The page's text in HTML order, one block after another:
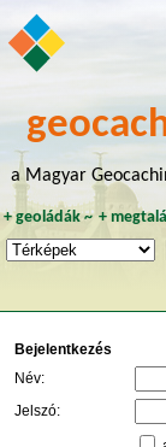
a Magyar
+geoládák~ +
Bejelentkezés
Név:
Jelszó: